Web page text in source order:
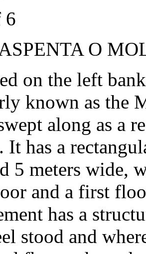
6
O
on the left
known as the
along as a
has a
5 meters wide,
and a first
has a
stood and